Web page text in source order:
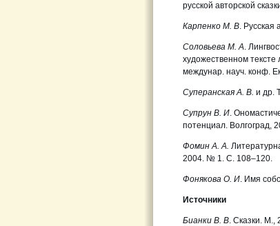
русской авторской
Карпенко М. В. Русская
Соловьева М. А.
художественном
междунар. науч. конф.
Суперанская А. В. и др.
Супрун В. И.
потенциал. Волгоград,
Фомин А. А.
2004. № 1. С. 108–120.
Фонякова О. И. Имя
Источники
Бианки В. В. Сказки. М.,